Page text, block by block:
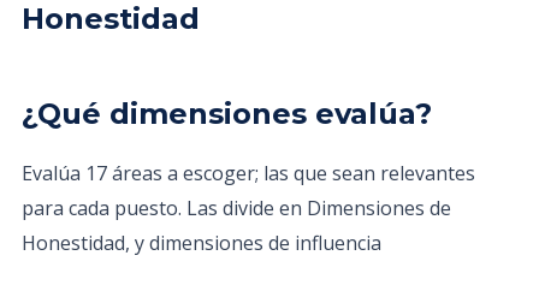
Honestidad
¿Qué dimensiones evalúa?
Evalúa 17 áreas a escoger; las que sean relevantes
para cada puesto. Las divide en Dimensiones de
Honestidad, y dimensiones de influencia